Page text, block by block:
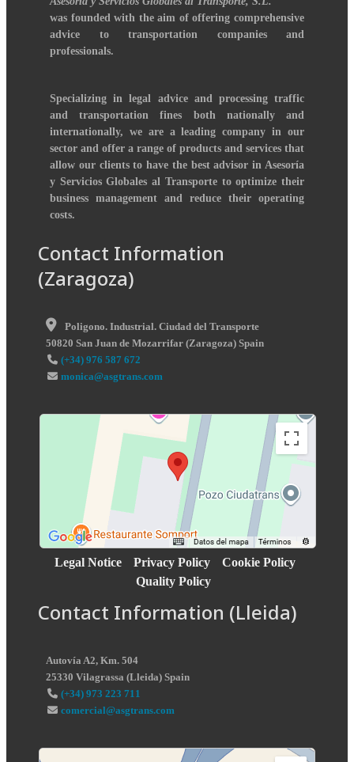
was founded with the aim of offering comprehensive
advice to transportation companies and
professionals.
Specializing in legal advice and processing traffic
and transportation fines both nationally and
internationally, we are a leading company in our
sector and offer a range of products and services that
allow our clients to have the best advisor in Asesoría
y Servicios Globales al Transporte to optimize their
business management and reduce their operating
costs.
Contact Information
(Zaragoza)
Poligono. Industrial. Ciudad del Transporte
50820 San Juan de Mozarrifar (Zaragoza) Spain
(+34) 976 587 672
monica@asgtrans.com
Legal Notice Privacy Policy
Cookie Policy
Quality Policy
Contact Information (Lleida)
Autovía A2, Km. 504
25330 Vilagrassa (Lleida) Spain
(+34) 973 223 711
comercial@asgtrans.com